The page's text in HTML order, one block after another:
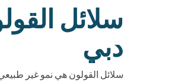
سلائل
دبي
سلائل القولون هي نمو غير